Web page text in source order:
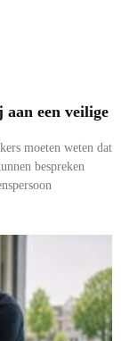
een veilige
moeten weten dat
bespreken